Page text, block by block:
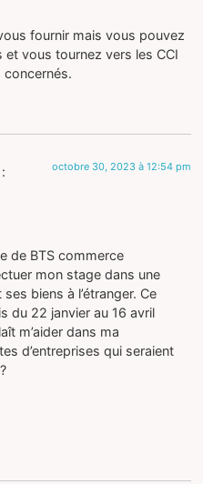
fournir mais vous pouvez
vous tournez vers les CCI
concernés.
octobre 30, 2023 à 12:54 pm
de BTS commerce
mon stage dans une
biens à l’étranger. Ce
du 22 janvier au 16 avril
m’aider dans ma
d’entreprises qui seraient